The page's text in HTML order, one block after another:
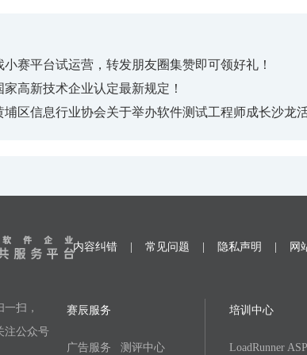
小赛平台试运营，转发朋友圈集赞即可领好礼！
家高新技术企业认定最新规定！
埔区信息行业协会关于举办软件测试工程师成长沙龙
一扫，
注公众号
内容纠错 常见问题 隐私声明 网
赛辰服务
广告服务 测评中心
培训中心
LoadRunner ASP